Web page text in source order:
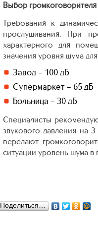
Выбор
Требования к
прослушивания. При
характерного для
значения уровня шума
Завод – 100 дБ
Супермаркет – 65 дБ
Больница – 30 дБ
Специалисты
звукового давления на
передают
ситуации уровень шума в
Поделиться…